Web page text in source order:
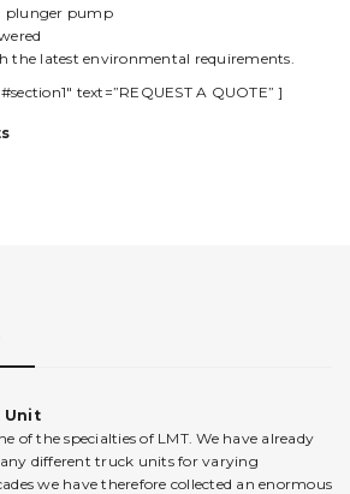
plunger pump
the latest environmental requirements.
text=”REQUEST A QUOTE” ]
Unit
of the specialties of LMT. We have already
different truck units for varying
we have therefore collected an enormous